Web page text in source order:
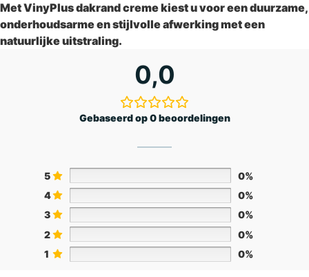
MetVinyPlus dakrand cremekiest u voor een duurzame,
onderhoudsarme en stijlvolle afwerking met een
natuurlijke uitstraling.
0,0
Gebaseerd op 0 beoordelingen
5
0%
4
0%
3
0%
2
0%
1
0%